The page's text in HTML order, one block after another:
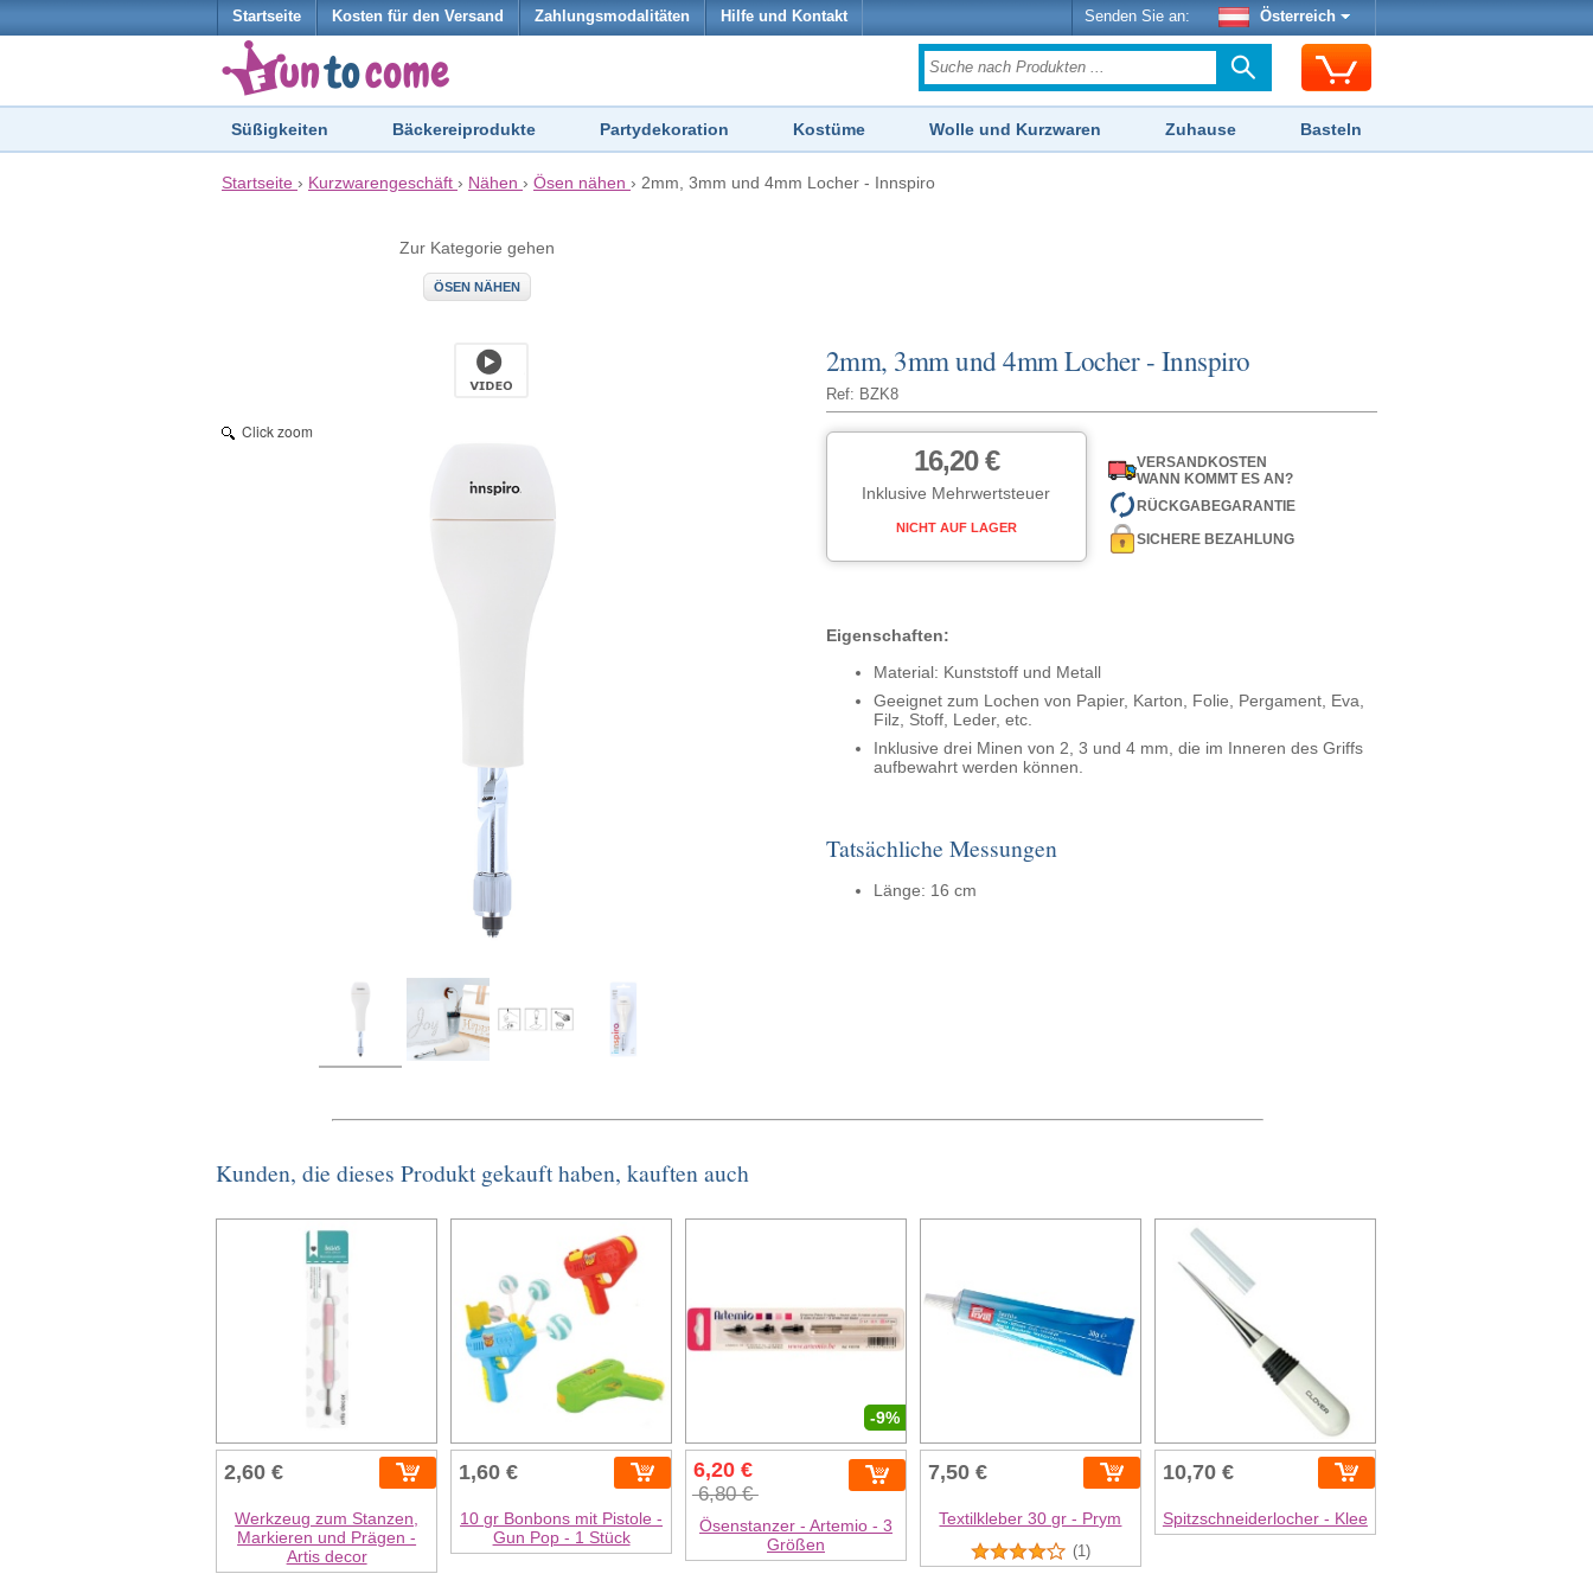
Startseite Kosten für den Versand Zahlungsmodalitäten Hilfe und Kontakt Senden Sie an: Österreich
Süßigkeiten Bäckereiprodukte Partydekoration Kostüme Wolle und Kurzwaren Zuhause Basteln
Startseite › Kurzwarengeschäft › Nähen › Ösen nähen › 2mm, 3mm und 4mm Locher - Innspiro
Zur Kategorie gehen
ÖSEN NÄHEN
2mm, 3mm und 4mm Locher - Innspiro
Ref: BZK8
Click zoom
16,20 €
Inklusive Mehrwertsteuer
NICHT AUF LAGER
VERSANDKOSTEN
WANN KOMMT ES AN?
RÜCKGABEGARANTIE
SICHERE BEZAHLUNG
Eigenschaften:
Material: Kunststoff und Metall
Geeignet zum Lochen von Papier, Karton, Folie, Pergament, Eva,
Filz, Stoff, Leder, etc.
Inklusive drei Minen von 2, 3 und 4 mm, die im Inneren des Griffs
aufbewahrt werden können.
Tatsächliche Messungen
Länge: 16 cm
Kunden, die dieses Produkt gekauft haben, kauften auch
2,60 €
Werkzeug zum Stanzen,
Markieren und Prägen -
Artis decor
1,60 €
10 gr Bonbons mit Pistole -
Gun Pop - 1 Stück
-9%
6,20 €
6,80 €
Ösenstanzer - Artemio - 3
Größen
7,50 €
Textilkleber 30 gr - Prym
(1)
10,70 €
Spitzschneiderlocher - Klee